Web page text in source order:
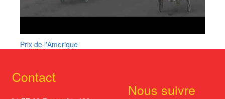
Prix de l'Amerique
Contact
Nous suivre